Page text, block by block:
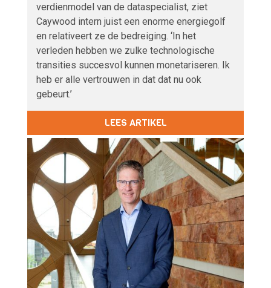
verdienmodel van de dataspecialist, ziet
Caywood intern juist een enorme energiegolf
en relativeert ze de bedreiging. ‘In het
verleden hebben we zulke technologische
transities succesvol kunnen monetariseren. Ik
heb er alle vertrouwen in dat dat nu ook
gebeurt.’
LEES ARTIKEL